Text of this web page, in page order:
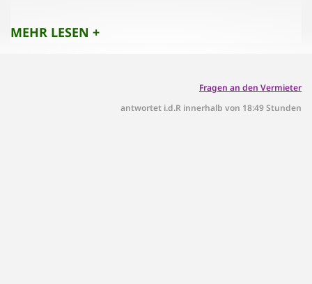
Mietbeginn zu bezahlen. 3.2% des Mietbetrags
MEHR LESEN +
Fragen an den Vermieter
antwortet i.d.R innerhalb von 18:49 Stunden